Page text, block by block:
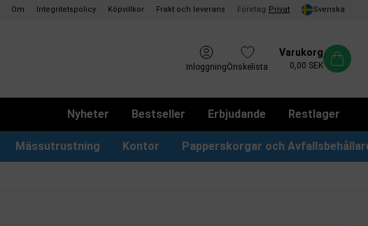
Om Integritetspolicy Köpvillkor Frakt och leverans Företag Privat Svenska
InloggningÖnskelista
Varukorg
0,00 SEK
Nyheter Bestseller Erbjudande Restlager
Mässutrustning Kontor Papperskorgar och